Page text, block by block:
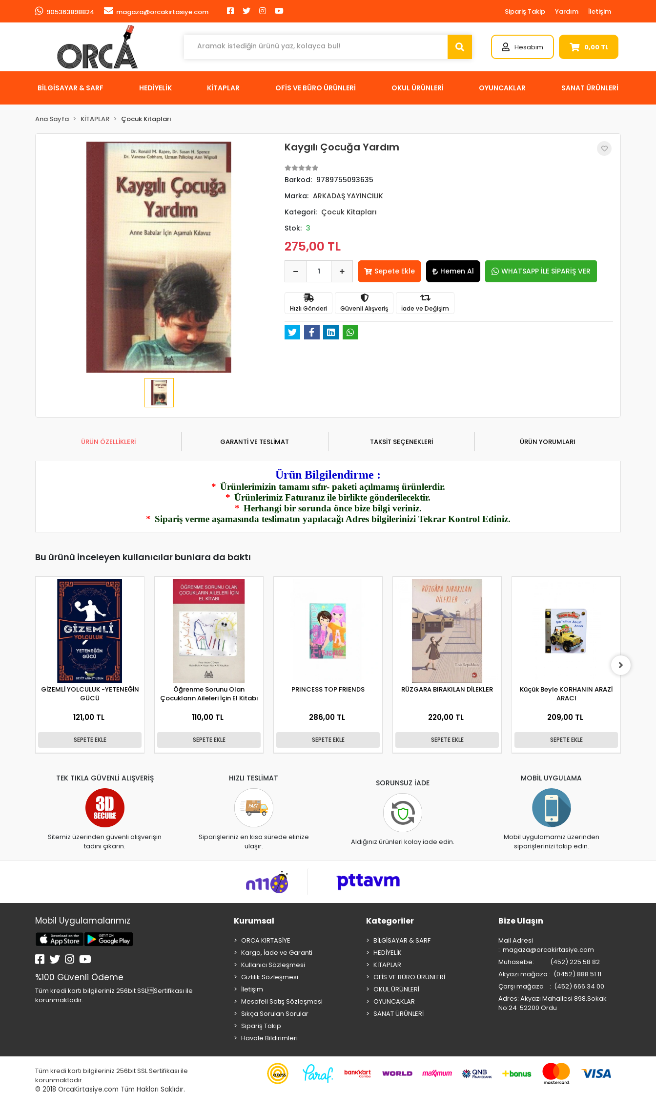
905363898824 magaza@orcakirtasiye.com Sipariş Takip Yardım İletişim
Hesabım 0,00 TL
BİLGİSAYAR & SARF HEDİYELİK KİTAPLAR OFİS VE BÜRO ÜRÜNLERİ OKUL ÜRÜNLERİ OYUNCAKLAR SANAT ÜRÜNLERİ
Ana Sayfa KİTAPLAR Çocuk Kitapları
Kaygılı Çocuğa Yardım
Barkod: 9789755093635
Marka: ARKADAŞ YAYINCILIK
Kategori: Çocuk Kitapları
Stok: 3
275,00 TL
Sepete Ekle Hemen Al WHATSAPP İLE SİPARİŞ VER
Hızlı Gönderi Güvenli Alışveriş İade ve Değişim
ÜRÜN ÖZELLİKLERİ GARANTİ VE TESLİMAT TAKSİT SEÇENEKLERİ ÜRÜN YORUMLARI
Ürün Bilgilendirme :
* Ürünlerimizin tamamı sıfır- paketi açılmamış ürünlerdir.
* Ürünlerimiz Faturanız ile birlikte gönderilecektir.
* Herhangi bir sorunda önce bize bilgi veriniz.
* Sipariş verme aşamasında teslimatın yapılacağı Adres bilgilerinizi Tekrar Kontrol Ediniz.
Bu ürünü inceleyen kullanıcılar bunlara da baktı
GİZEMLİ YOLCULUK -YETENEĞİN
GÜCÜ
121,00 TL
SEPETE EKLE
Öğrenme Sorunu Olan
Çocukların Aileleri İçin El Kitabı
110,00 TL
SEPETE EKLE
PRINCESS TOP FRIENDS
286,00 TL
SEPETE EKLE
RÜZGARA BIRAKILAN DİLEKLER
220,00 TL
SEPETE EKLE
Küçük Beyle KORHANIN ARAZİ
ARACI
209,00 TL
SEPETE EKLE
TEK TIKLA GÜVENLİ ALIŞVERİŞ
Sitemiz üzerinden güvenli alışverişin
tadını çıkarın.
HIZLI TESLİMAT
Siparişleriniz en kısa sürede elinize
ulaşır.
SORUNSUZ İADE
Aldığınız ürünleri kolay iade edin.
MOBİL UYGULAMA
Mobil uygulamamız üzerinden
siparişlerinizi takip edin.
Mobil Uygulamalarımız
%100 Güvenli Ödeme
Tüm kredi kartı bilgileriniz 256bit SSLSertifikası ile
korunmaktadır.
Kurumsal
ORCA KIRTASİYE
Kargo, İade ve Garanti
Kullanıcı Sözleşmesi
Gizlilik Sözleşmesi
İletişim
Mesafeli Satış Sözleşmesi
Sıkça Sorulan Sorular
Sipariş Takip
Havale Bildirimleri
Kategoriler
BİLGİSAYAR & SARF
HEDİYELİK
KİTAPLAR
OFİS VE BÜRO ÜRÜNLERİ
OKUL ÜRÜNLERİ
OYUNCAKLAR
SANAT ÜRÜNLERİ
Bize Ulaşın
Mail Adresi
: magaza@orcakirtasiye.com
Muhasebe: (452) 225 58 82
Akyazı mağaza : (0452) 888 51 11
Çarşı mağaza : (452) 666 34 00
Adres: Akyazı Mahallesi 898.Sokak
No:24 52200 Ordu
Tüm kredi kartı bilgileriniz 256bit SSL Sertifikası ile
korunmaktadır.
© 2018 OrcaKirtasiye.com Tüm Hakları Saklıdır.